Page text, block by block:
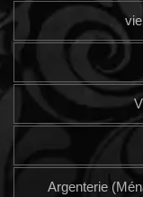
Argenterie